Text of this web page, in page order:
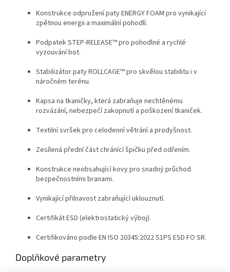
Konstrukce odpružení paty ENERGY FOAM pro vynikající
zpětnou energii a maximální pohodlí.
Podpatek STEP-RELEASE™ pro pohodlné a rychlé
vyzouvání bot.
Stabilizátor paty ROLLCAGE™ pro skvělou stabilitu i v
náročném terénu.
Kapsa na tkaničky, která zabraňuje nechtěnému
rozvázání, nebezpečí zakopnutí a poškození tkaniček.
Textilní svršek pro celodenní větrání a prodyšnost.
Zesílená přední část chránící špičku před odřením.
Konstrukce neobsahující kovy pro snadný průchod
bezpečnostními branami.
Vynikající přilnavost zabraňující uklouznutí.
Certifikát ESD (elektrostatický výboj).
Certifikováno podle EN ISO 20345:2022 S1PS ESD FO SR.
Doplňkové parametry